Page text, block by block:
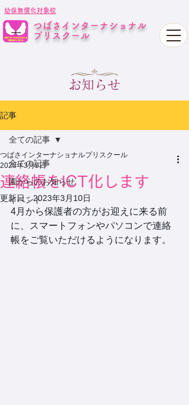
つばさインターナショナル
プリスクール
幼保無償化対象校
お知らせ
記事
全ての記事
園からのお知らせ
イベント
全ての記事
連絡帳をICT化します
つばさインターナショナルプリスクール
2023年3月9日
更新日：2023年3月10日
4月から保護者の方がお迎えに来る前
に、スマートフォンやパソコンで連絡
帳をご覧いただけるようになります。